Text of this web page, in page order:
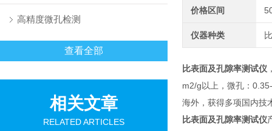
高精度微孔检测
查看全部
相关文章
RELATED ARTICLES
价格区间
仪器种类
比表面及孔隙率测试仪
m2/g以上，微孔：
海外，获得多项国内技
比表面及孔隙率测试仪